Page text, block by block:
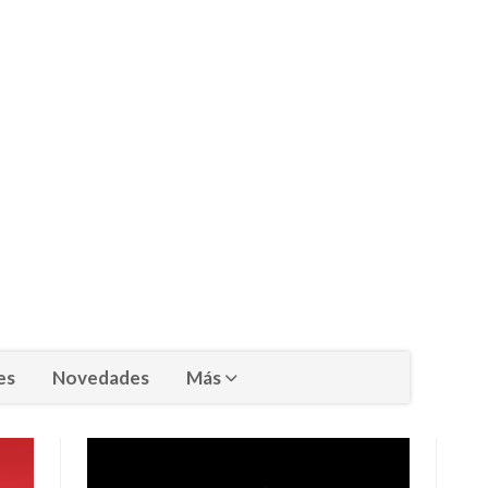
Novedades Más